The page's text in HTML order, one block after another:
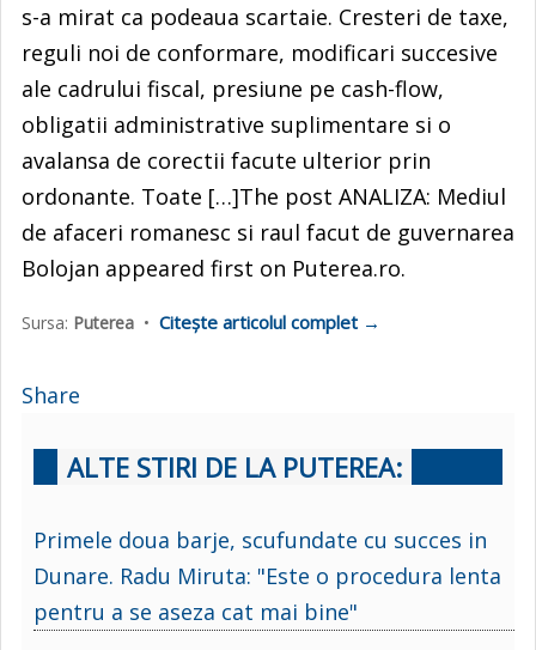
s-a mirat ca podeaua scartaie. Cresteri de taxe,
reguli noi de conformare, modificari succesive
ale cadrului fiscal, presiune pe cash-flow,
obligatii administrative suplimentare si o
avalansa de corectii facute ulterior prin
ordonante. Toate […]The post ANALIZA: Mediul
de afaceri romanesc si raul facut de guvernarea
Bolojan appeared first on Puterea.ro.
Sursa: Puterea • Citește articolul complet →
Share
ALTE STIRI DE LA PUTEREA:
Primele doua barje, scufundate cu succes in
Dunare. Radu Miruta: "Este o procedura lenta
pentru a se aseza cat mai bine"